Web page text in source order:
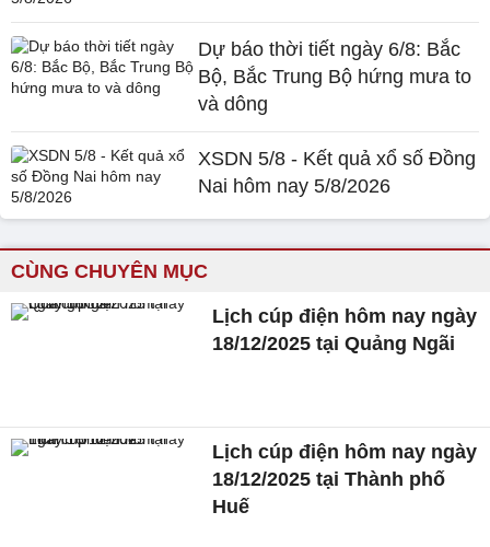
Dự báo thời tiết ngày 6/8: Bắc
Bộ, Bắc Trung Bộ hứng mưa to
và dông
XSDN 5/8 - Kết quả xổ số Đồng
Nai hôm nay 5/8/2026
CÙNG CHUYÊN MỤC
Lịch cúp điện hôm nay ngày
18/12/2025 tại Quảng Ngãi
Lịch cúp điện hôm nay ngày
18/12/2025 tại Thành phố
Huế